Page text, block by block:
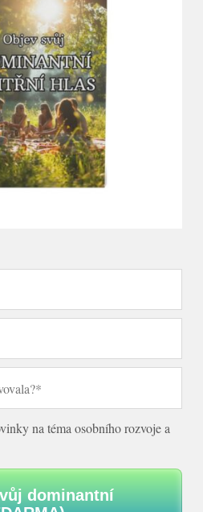
na téma osobního rozvoje a
dominantní